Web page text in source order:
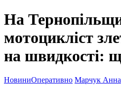
На
мотоцикліст
на швидкості:
НовиниОперативно Марчук Анна